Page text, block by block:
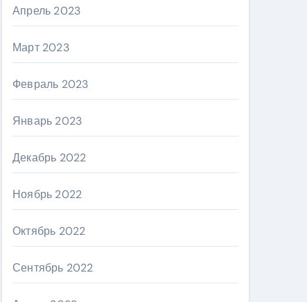
Апрель 2023
Март 2023
Февраль 2023
Январь 2023
Декабрь 2022
Ноябрь 2022
Октябрь 2022
Сентябрь 2022